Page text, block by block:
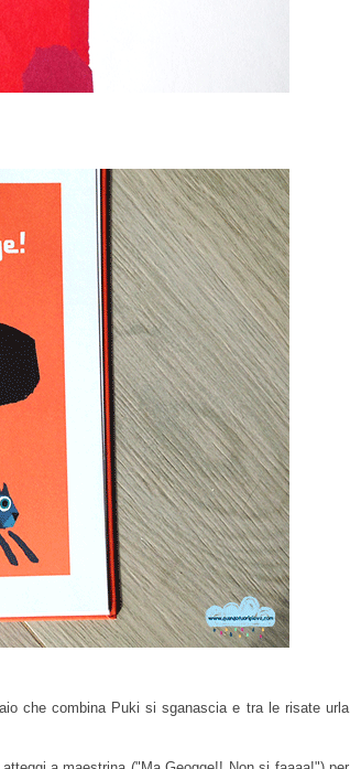
che combina Puki si sganascia e tra le risate urla